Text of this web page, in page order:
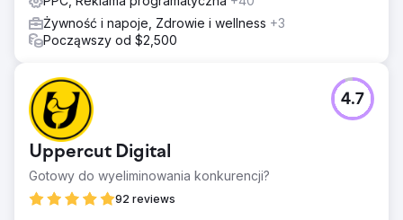
agencje i od razu zabraliśmy się za pracę nad zabójczo
skutecznym landing page'em, któremu nie można było
odmówić. W ciągu dwóch tygodni był on gotowy do
dzień pozyskiwaliśmy leady.
Wyniki
„Musimy na razie wstrzymać reklamy, mamy zbyt wielu
potencjalnych klientów do obsłużenia”. To najlepsza zła
wiadomość, jakiej mogliśmy się spodziewać jako agencja.
Wciąż rozwijamy ich SEO w tym okresie, aby móc
zmniejszyć ich dzienne wydatki, gdy będą gotowi do
ponownego uruchomienia.
Żywność i napoje, Zdrowie i wellness +3
Począwszy od $2,500
Uppercut Digital
Gotowy do wyeliminowania konkurencji?
92 reviews
4.7